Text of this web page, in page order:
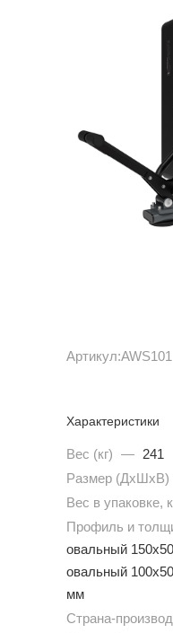
Артикул:AWS101
Характеристики
Вес (кг) — 241
Размер (ДхШхВ)
Вес в упаковке,
Профиль и
овальный
овальный
мм
Страна-